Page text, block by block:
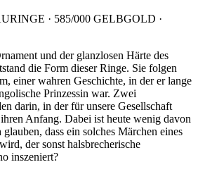
· 585/000 GELBGOLD ·
und der glanzlosen Härte des
die Form dieser Ringe. Sie folgen
einer wahren Geschichte, in der er lange
Prinzessin war. Zwei
darin, in der für unsere Gesellschaft
Anfang. Dabei ist heute wenig davon
dass ein solches Märchen eines
der sonst halsbrecherische
inszeniert?